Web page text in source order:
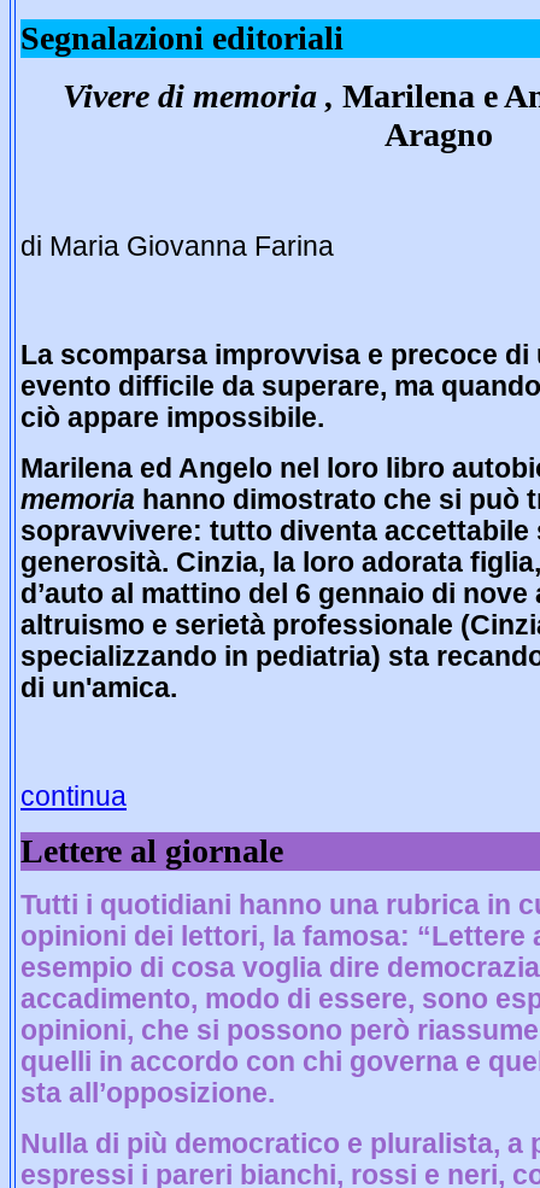
Segnalazioni editoriali
Vivere di memoria , Marilena e
Aragno
di Maria Giovanna Farina
La scomparsa improvvisa e precoce di
evento difficile da superare, ma
ciò appare impossibile.
Marilena ed Angelo nel loro libro
memoria hanno dimostrato che si può
sopravvivere: tutto diventa accettabile
generosità. Cinzia, la loro adorata
d’auto al mattino del 6 gennaio di
altruismo e serietà professionale
specializzando in pediatria) sta
di un'amica.
continua
Lettere al giornale
Tutti i quotidiani hanno una rubrica in
opinioni dei lettori, la famosa: “Lettere
esempio di cosa voglia dire
accadimento, modo di essere, sono
opinioni, che si possono però
quelli in accordo con chi governa e
sta all’opposizione.
Nulla di più democratico e pluralista, a
espressi i pareri bianchi, rossi e neri,